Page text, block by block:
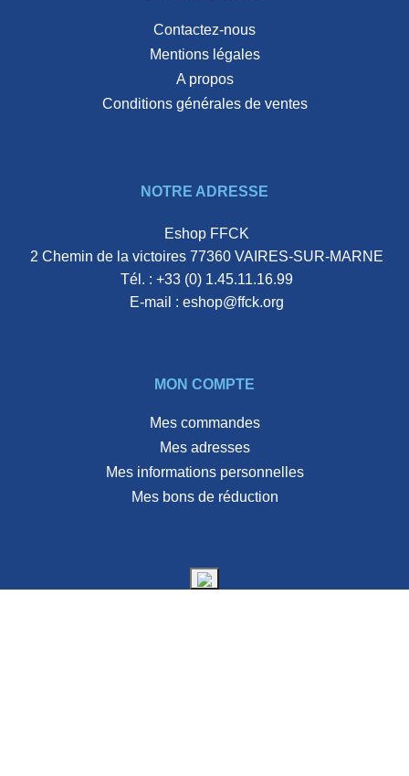
Contactez-nous
Mentions légales
A propos
Conditions générales de ventes
NOTRE ADRESSE
Eshop FFCK
2 Chemin de la victoires 77360 VAIRES-SUR-MARNE
Tél. : +33 (0) 1.45.11.16.99
E-mail : eshop@ffck.org
MON COMPTE
Mes commandes
Mes adresses
Mes informations personnelles
Mes bons de réduction